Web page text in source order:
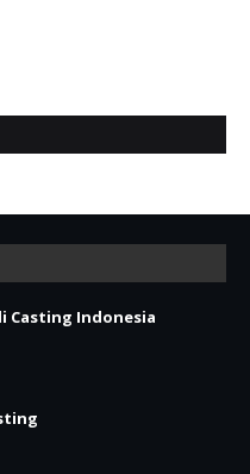
Casting Indonesia